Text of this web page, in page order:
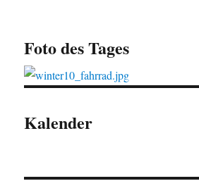
Foto des Tages
Kalender